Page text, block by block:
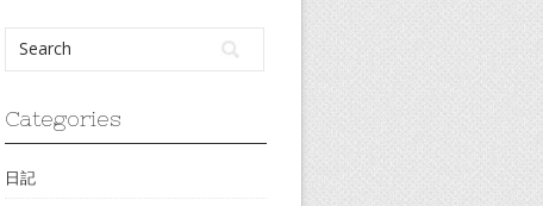
Categories
日記